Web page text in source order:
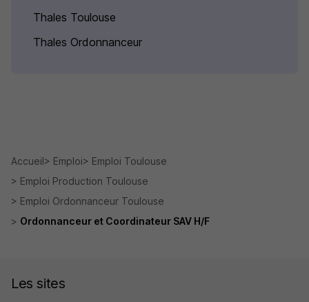
Thales Toulouse
Thales Ordonnanceur
Accueil Emploi
Emploi Toulouse
Emploi Production Toulouse
Emploi Ordonnanceur Toulouse
Ordonnanceur et Coordinateur SAV H/F
Les sites